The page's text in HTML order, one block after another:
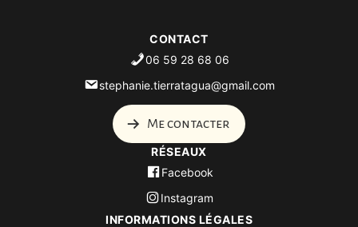
INFORMATIONS LÉGALES
RÉSEAUX
Facebook
Instagram
CONTACT
06 59 28 68 06
stephanie.tierratagua@gmail.com
Me contacter